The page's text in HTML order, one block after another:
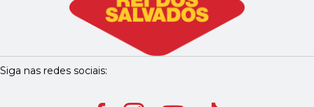
Siga nas redes sociais: